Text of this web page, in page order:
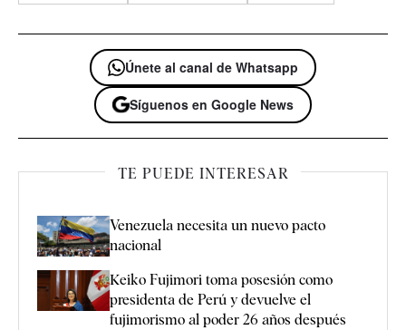
Únete al canal de Whatsapp
Síguenos en Google News
TE PUEDE INTERESAR
Venezuela necesita un nuevo pacto
nacional
Keiko Fujimori toma posesión como
presidenta de Perú y devuelve el
fujimorismo al poder 26 años después